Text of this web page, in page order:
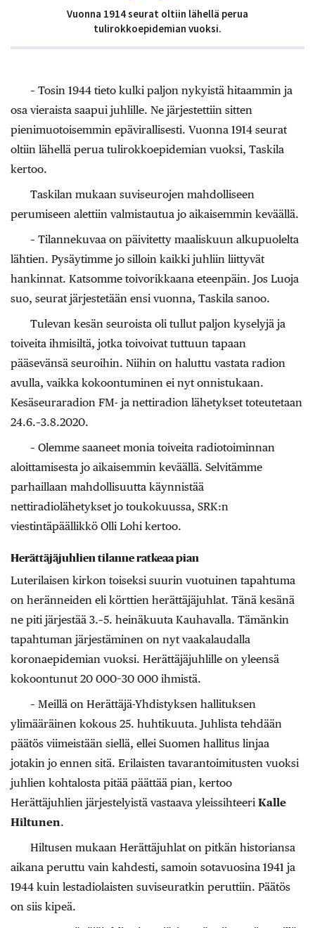
Vuonna 1914 seurat oltiin lähellä perua
tulirokkoepidemian vuoksi.
– Tosin 1944 tieto kulki paljon nykyistä hitaammin ja
osa vieraista saapui juhlille. Ne järjestettiin sitten
pienimuotoisemmin epävirallisesti. Vuonna 1914 seurat
oltiin lähellä perua tulirokkoepidemian vuoksi, Taskila
kertoo.
Taskilan mukaan suviseurojen mahdolliseen
perumiseen alettiin valmistautua jo aikaisemmin keväällä.
– Tilannekuvaa on päivitetty maaliskuun alkupuolelta
lähtien. Pysäytimme jo silloin kaikki juhliin liittyvät
hankinnat. Katsomme toivorikkaana eteenpäin. Jos Luoja
suo, seurat järjestetään ensi vuonna, Taskila sanoo.
Tulevan kesän seuroista oli tullut paljon kyselyjä ja
toiveita ihmisiltä, jotka toivoivat tuttuun tapaan
pääsevänsä seuroihin. Niihin on haluttu vastata radion
avulla, vaikka kokoontuminen ei nyt onnistukaan.
Kesäseuraradion FM- ja nettiradion lähetykset toteutetaan
24.6.–3.8.2020.
– Olemme saaneet monia toiveita radiotoiminnan
aloittamisesta jo aikaisemmin keväällä. Selvitämme
parhaillaan mahdollisuutta käynnistää
nettiradiolähetykset jo toukokuussa, SRK:n
viestintäpäällikkö Olli Lohi kertoo.
Herättäjäjuhlien tilanne ratkeaa pian
Luterilaisen kirkon toiseksi suurin vuotuinen tapahtuma
on heränneiden eli körttien herättäjäjuhlat. Tänä kesänä
ne piti järjestää 3.–5. heinäkuuta Kauhavalla. Tämänkin
tapahtuman järjestäminen on nyt vaakalaudalla
koronaepidemian vuoksi. Herättäjäjuhlille on yleensä
kokoontunut 20 000–30 000 ihmistä.
– Meillä on Herättäjä-Yhdistyksen hallituksen
ylimääräinen kokous 25. huhtikuuta. Juhlista tehdään
päätös viimeistään siellä, ellei Suomen hallitus linjaa
jotakin jo ennen sitä. Erilaisten tavarantoimitusten vuoksi
juhlien kohtalosta pitää päättää pian, kertoo
Herättäjuhlien järjestelyistä vastaava yleissihteeri Kalle
Hiltunen.
Hiltusen mukaan Herättäjuhlat on pitkän historiansa
aikana peruttu vain kahdesti, samoin sotavuosina 1941 ja
1944 kuin lestadiolaisten suviseuratkin peruttiin. Päätös
on siis kipeä.